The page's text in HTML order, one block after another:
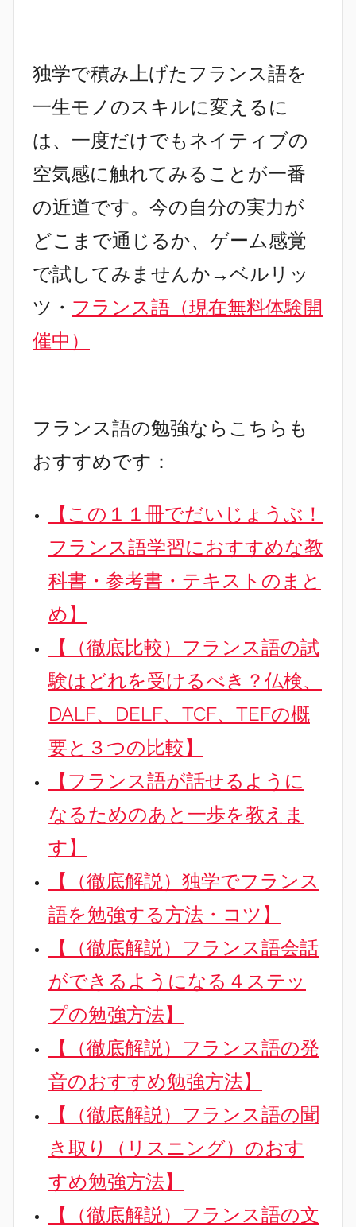
独学で積み上げたフランス語を
一生モノのスキルに変えるに
は、一度だけでもネイティブの
空気感に触れてみることが一番
の近道です。今の自分の実力が
どこまで通じるか、ゲーム感覚
で試してみませんか→ベルリッ
ツ・ フランス語（現在無料体験開
催中）
フランス語の勉強ならこちらも
おすすめです：
【この１１冊でだいじょうぶ！
フランス語学習におすすめな教
科書・参考書・テキストのまと
め】
【（徹底比較）フランス語の試
験はどれを受けるべき？仏検、
DALF、DELF、TCF、TEFの概
要と３つの比較】
【フランス語が話せるように
なるためのあと一歩を教えま
す】
【（徹底解説）独学でフランス
語を勉強する方法・コツ】
【（徹底解説）フランス語会話
ができるようになる４ステッ
プの勉強方法】
【（徹底解説）フランス語の発
音のおすすめ勉強方法】
【（徹底解説）フランス語の聞
き取り（リスニング）のおす
すめ勉強方法】
【（徹底解説）フランス語の文